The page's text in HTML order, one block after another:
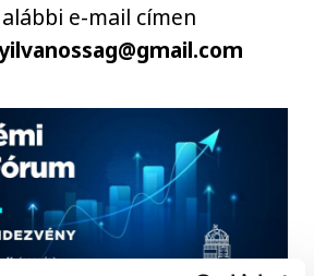
e-mail címen